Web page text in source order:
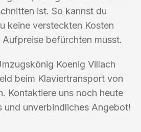
ist. So kannst du
keine versteckten Kosten
befürchten musst.
Koenig Villach
beim Klaviertransport von
Kontaktiere uns noch heute
und unverbindliches Angebot!